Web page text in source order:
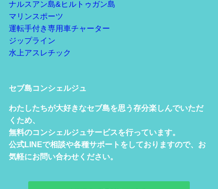
ナルスアン島&ヒルトゥガン島
マリンスポーツ
運転手付き専用車チャーター
ジップライン
水上アスレチック
セブ島コンシェルジュ
わたしたちが大好きなセブ島を思う存分楽しんでいただ
くため、
無料のコンシェルジュサービスを行っています。
公式LINEで相談や各種サポートをしておりますので、お
気軽にお問い合わせください。